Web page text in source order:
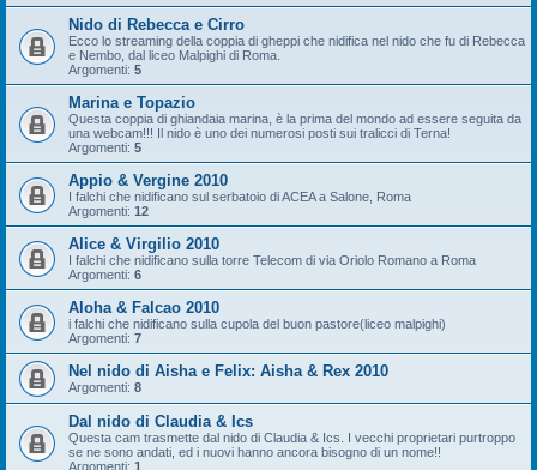
Nido di Rebecca e Cirro
Ecco lo streaming della coppia di gheppi che nidifica nel nido che fu di Rebecca
e Nembo, dal liceo Malpighi di Roma.
Argomenti: 5
Marina e Topazio
Questa coppia di ghiandaia marina, è la prima del mondo ad essere seguita da
una webcam!!! Il nido è uno dei numerosi posti sui tralicci di Terna!
Argomenti: 5
Appio & Vergine 2010
I falchi che nidificano sul serbatoio di ACEA a Salone, Roma
Argomenti: 12
Alice & Virgilio 2010
I falchi che nidificano sulla torre Telecom di via Oriolo Romano a Roma
Argomenti: 6
Aloha & Falcao 2010
i falchi che nidificano sulla cupola del buon pastore(liceo malpighi)
Argomenti: 7
Nel nido di Aisha e Felix: Aisha & Rex 2010
Argomenti: 8
Dal nido di Claudia & Ics
Questa cam trasmette dal nido di Claudia & Ics. I vecchi proprietari purtroppo
se ne sono andati, ed i nuovi hanno ancora bisogno di un nome!!
Argomenti: 1